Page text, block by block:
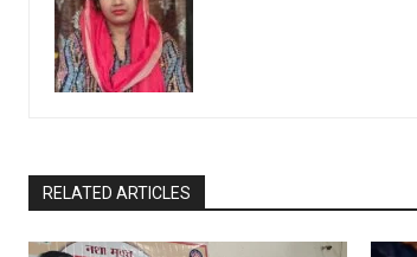
RELATED ARTICLES